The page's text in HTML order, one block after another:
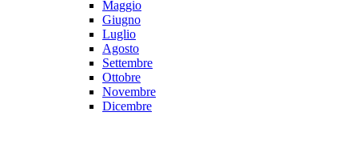
Maggio
Giugno
Luglio
Agosto
Settembre
Ottobre
Novembre
Dicembre